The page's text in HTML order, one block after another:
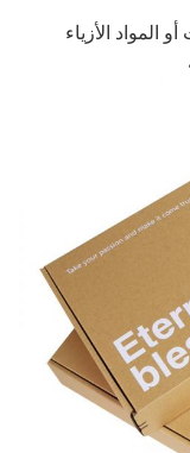
المواد الأزياء